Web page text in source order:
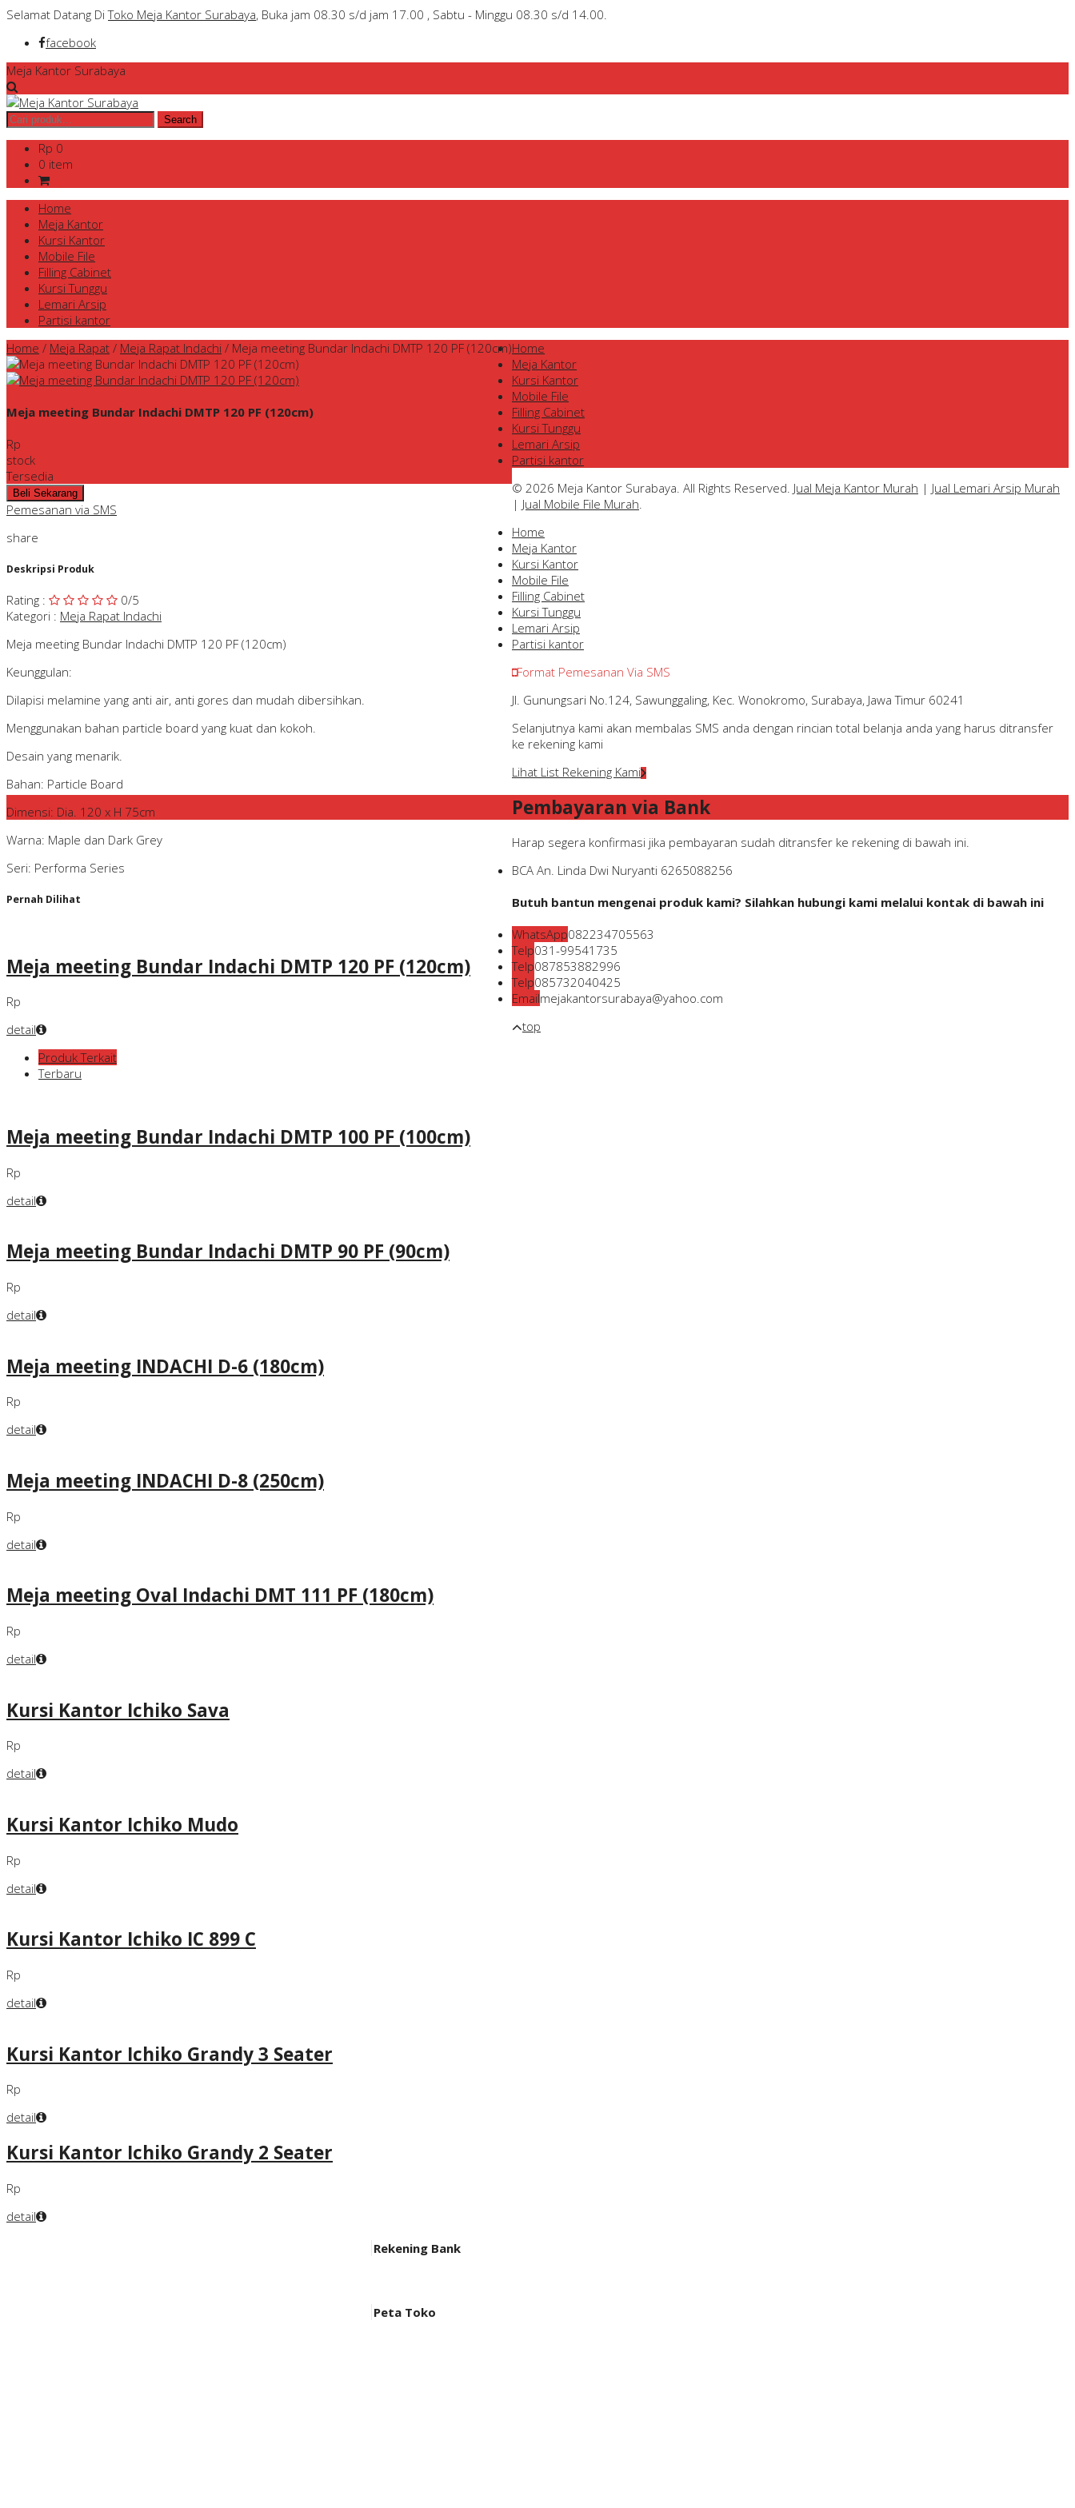
Selamat Datang DiToko Meja Kantor Surabaya, Buka jam 08.30 s/d jam 17.00 , Sabtu - Minggu 08.30 s/d 14.00.
facebook
Meja Kantor Surabaya
Rp 0
0 item
Home
Meja Kantor
Kursi Kantor
Mobile File
Filling Cabinet
Kursi Tunggu
Lemari Arsip
Partisi kantor
Home / Meja Rapat / Meja Rapat Indachi / Meja meeting Bundar Indachi DMTP 120 PF (120cm)
Meja meeting Bundar Indachi DMTP 120 PF (120cm)
Rp
stock
Tersedia
Pemesanan via SMS
share
Deskripsi Produk
Rating : 0/5
Kategori : Meja Rapat Indachi
Meja meeting Bundar Indachi DMTP 120 PF (120cm)
Keunggulan:
Dilapisi melamine yang anti air, anti gores dan mudah dibersihkan.
Menggunakan bahan particle board yang kuat dan kokoh.
Desain yang menarik.
Bahan: Particle Board
Dimensi: Dia. 120 x H 75cm
Warna: Maple dan Dark Grey
Seri: Performa Series
Pernah Dilihat
Meja meeting Bundar Indachi DMTP 120 PF (120cm)
Rp
detail
Produk Terkait
Terbaru
Meja meeting Bundar Indachi DMTP 100 PF (100cm)
Rp
detail
Meja meeting Bundar Indachi DMTP 90 PF (90cm)
Rp
detail
Meja meeting INDACHI D-6 (180cm)
Rp
detail
Meja meeting INDACHI D-8 (250cm)
Rp
detail
Meja meeting Oval Indachi DMT 111 PF (180cm)
Rp
detail
Kursi Kantor Ichiko Sava
Rp
detail
Kursi Kantor Ichiko Mudo
Rp
detail
Kursi Kantor Ichiko IC 899 C
Rp
detail
Kursi Kantor Ichiko Grandy 3 Seater
Rp
detail
Kursi Kantor Ichiko Grandy 2 Seater
Rp
detail
Rekening Bank
Peta Toko
Home
Meja Kantor
Kursi Kantor
Mobile File
Filling Cabinet
Kursi Tunggu
Lemari Arsip
Partisi kantor
© 2026 Meja Kantor Surabaya. All Rights Reserved. Jual Meja Kantor Murah | Jual Lemari Arsip Murah
| Jual Mobile File Murah.
Home
Meja Kantor
Kursi Kantor
Mobile File
Filling Cabinet
Kursi Tunggu
Lemari Arsip
Partisi kantor
Format Pemesanan Via SMS
Jl. Gunungsari No.124, Sawunggaling, Kec. Wonokromo, Surabaya, Jawa Timur 60241
Selanjutnya kami akan membalas SMS anda dengan rincian total belanja anda yang harus ditransfer
ke rekening kami
Lihat List Rekening Kami
Pembayaran via Bank
Harap segera konfirmasi jika pembayaran sudah ditransfer ke rekening di bawah ini.
BCA An. Linda Dwi Nuryanti 6265088256
Butuh bantun mengenai produk kami? Silahkan hubungi kami melalui kontak di bawah ini
WhatsApp082234705563
Telp031-99541735
Telp087853882996
Telp085732040425
Emailmejakantorsurabaya@yahoo.com
top